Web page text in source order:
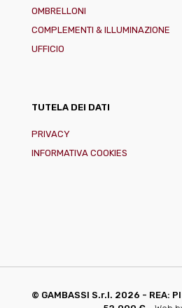
OMBRELLONI
COMPLEMENTI & ILLUMINAZIONE
UFFICIO
TUTELA DEI DATI
PRIVACY
INFORMATIVA COOKIES
© GAMBASSI S.r.l. 2026 - REA: PI